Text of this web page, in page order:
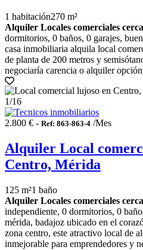
1 habitación270 m²
Alquiler Locales comerciales
dormitorios, 0 baños, 0 garajes,
casa inmobiliaria alquila local
de planta de 200 metros y
negociaría carencia o alquiler
1/16
2.800 € - Ref: 863-863-4 /Mes
Alquiler Local
Centro, Mérida
125 m²1 baño
Alquiler Locales comerciales
independiente, 0 dormitorios, 0
mérida, badajoz ubicado en el
zona centro, este atractivo local de
inmejorable para emprendedores y